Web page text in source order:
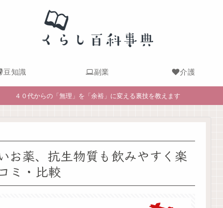
豆知識 副業 介護
４０代からの「無理」を「余裕」に変える裏技を教えます
お薬、抗生物質も飲みやすく楽
ミ・比較